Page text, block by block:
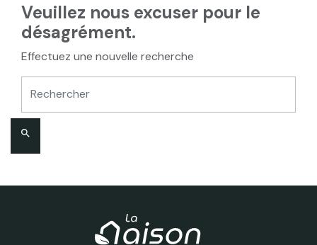
Veuillez nous excuser pour le
désagrément.
Effectuez une nouvelle recherche
search